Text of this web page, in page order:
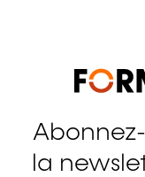
la